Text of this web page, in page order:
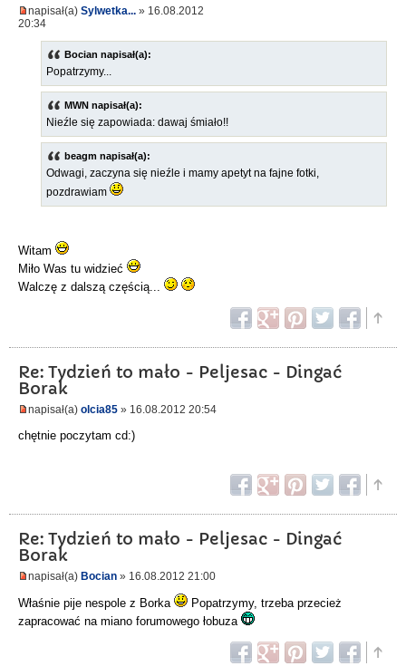
napisał(a) Sylwetka... » 16.08.2012
20:34
Bocian napisał(a):
Popatrzymy...
MWN napisał(a):
Nieźle się zapowiada: dawaj śmiało!!
beagm napisał(a):
Odwagi, zaczyna się nieźle i mamy apetyt na fajne fotki,
pozdrawiam
Witam
Miło Was tu widzieć
Walczę z dalszą częścią...
Re: Tydzień to mało - Peljesac - Dingać
Borak
napisał(a) olcia85 » 16.08.2012 20:54
chętnie poczytam cd:)
Re: Tydzień to mało - Peljesac - Dingać
Borak
napisał(a) Bocian » 16.08.2012 21:00
Właśnie pije nespole z Borka
Popatrzymy, trzeba przecież
zapracować na miano forumowego łobuza